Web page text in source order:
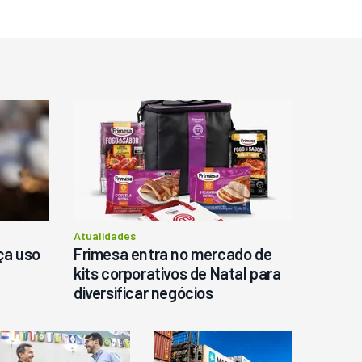
uso
Atualidades
Frimesa entra no mercado de
kits corporativos de Natal para
diversificar negócios